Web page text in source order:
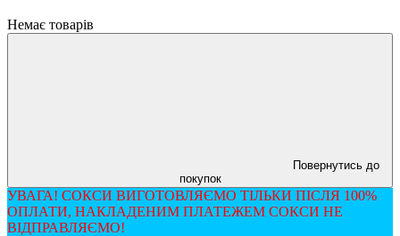
Немає товарів
Повернутись до
покупок
УВАГА! СОКСИ ВИГОТОВЛЯЄМО ТІЛЬКИ ПІСЛЯ 100%
ОПЛАТИ, НАКЛАДЕНИМ ПЛАТЕЖЕМ СОКСИ НЕ
ВІДПРАВЛЯЄМО!